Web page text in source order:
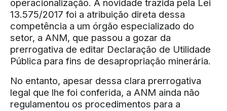
operacionalização. A novidade trazida pela Lei
13.575/2017 foi a atribuição direta dessa
competência a um órgão especializado do
setor, a ANM, que passou a gozar da
prerrogativa de editar Declaração de Utilidade
Pública para fins de desapropriação minerária.
No entanto, apesar dessa clara prerrogativa
legal que lhe foi conferida, a ANM ainda não
regulamentou os procedimentos para a